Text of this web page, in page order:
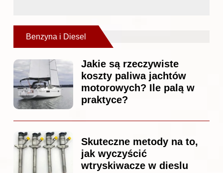
Benzyna i Diesel
Jakie są rzeczywiste
koszty paliwa jachtów
motorowych? Ile palą w
praktyce?
Skuteczne metody na to,
jak wyczyścić
wtryskiwacze w dieslu